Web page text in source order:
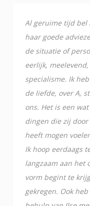
Al geruime tijd bel
haar goede
de situatie of
eerlijk,
specialisme. Ik
de liefde, over A,
ons. Het is een
dingen die zij
heeft mogen
Ik hoop eerdaags
langzaam aan het
vorm begint te
gekregen. Ook